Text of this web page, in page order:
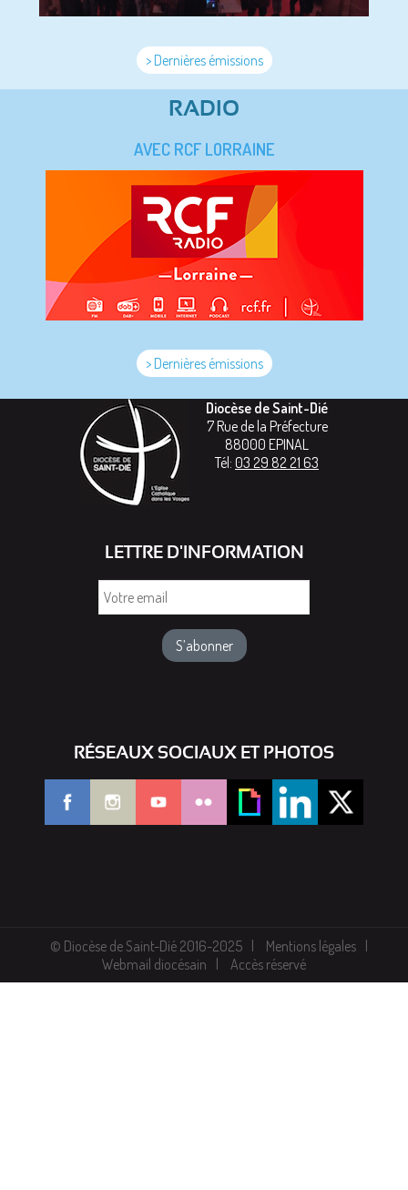
> Dernières émissions
RADIO
AVEC RCF LORRAINE
> Dernières émissions
Diocèse de Saint-Dié
7 Rue de la Préfecture
88000 EPINAL
Tél: 03 29 82 21 63
LETTRE D'INFORMATION
RÉSEAUX SOCIAUX ET PHOTOS
© Diocèse de Saint-Dié 2016-2025
Mentions légales
Webmail diocésain
Accès réservé